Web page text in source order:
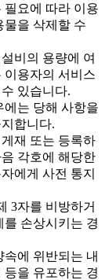
필요에 따라 이용
물을 삭제할 수
비의 용량에 여
이용자의 서비스
있습니다.
는 당해 사항을
합니다.
재 또는 등록하
각호에 해당한
에게 사전 통지
3자를 비방하거
손상시키는 경
속에 위반되는 내
등을 유포하는 경